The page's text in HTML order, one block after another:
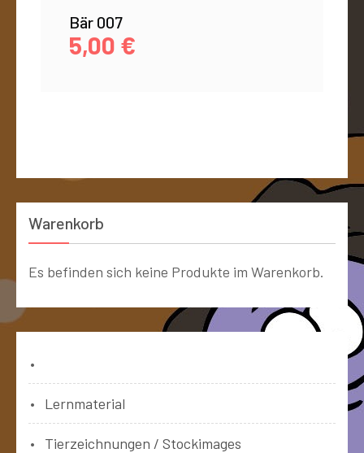
Bär 007
5,00 €
Warenkorb
Es befinden sich keine Produkte im Warenkorb.
Lernmaterial
Tierzeichnungen / Stockimages